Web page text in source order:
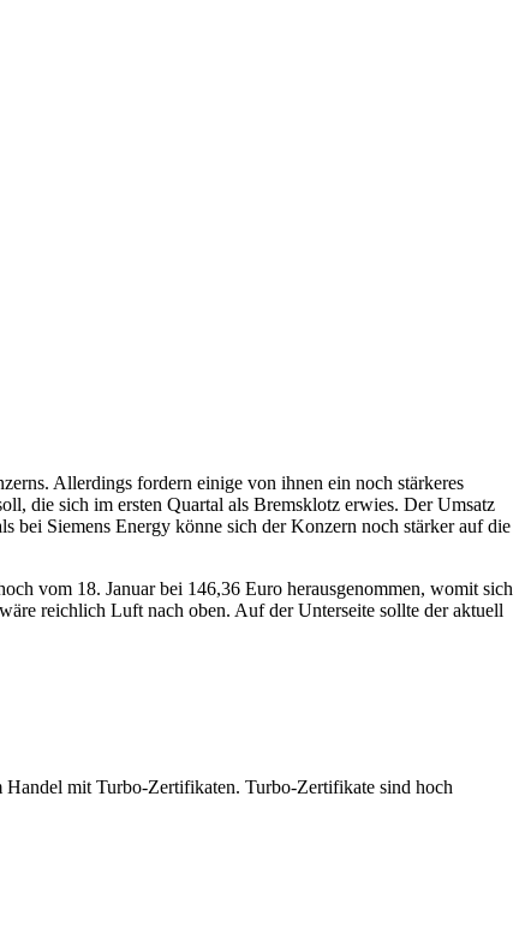
Allerdings fordern einige von ihnen ein noch stärkeres
die sich im ersten Quartal als Bremsklotz erwies. Der Umsatz
bei Siemens Energy könne sich der Konzern noch stärker auf die
vom 18. Januar bei 146,36 Euro herausgenommen, womit sich
reichlich Luft nach oben. Auf der Unterseite sollte der aktuell
mit Turbo-Zertifikaten. Turbo-Zertifikate sind hoch